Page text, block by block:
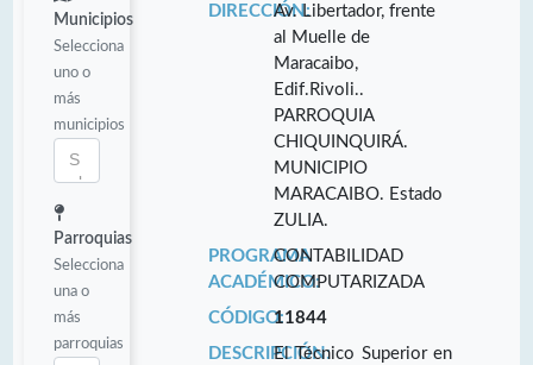
Municipios
Selecciona
uno o
más
municipios
Parroquias
Selecciona
una o
más
parroquias
DIRECCIÓN:Av. Libertador, frente
al Muelle de
Maracaibo,
Edif.Rivoli..
PARROQUIA
CHIQUINQUIRÁ.
MUNICIPIO
MARACAIBO. Estado
ZULIA.
PROGRAMA
ACADÉMICO:
CONTABILIDAD
COMPUTARIZADA
CÓDIGO:11844
DESCRIPCIÓN:El Técnico Superior en